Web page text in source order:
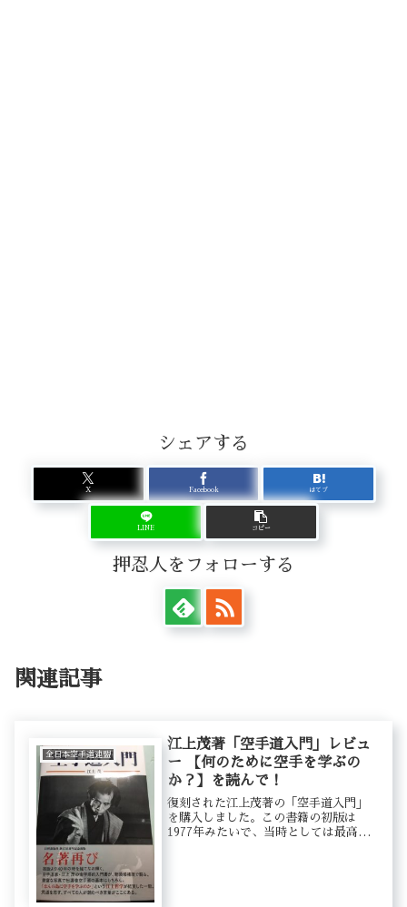
シェアする
X Facebook はてブ
LINE コピー
押忍人をフォローする
関連記事
全日本空手道連盟
江上茂著「空手道入門」レビュ
ー 【何のために空手を学ぶの
か？】を読んで！
復刻された江上茂著の「空手道入門」
を購入しました。この書籍の初版は
1977年みたいで、当時としては最高の